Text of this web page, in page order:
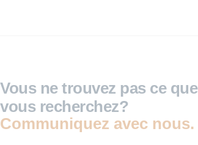
Vous ne trouvez pas ce que
vous recherchez?
Communiquez avec nous.